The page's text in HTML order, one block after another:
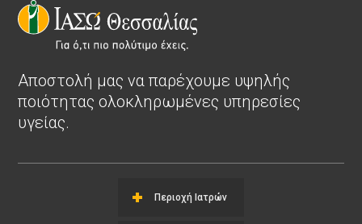
Αποστολή μας να παρέχουμε υψηλής
ποιότητας ολοκληρωμένες υπηρεσίες
υγείας.
Περιοχή Ιατρών